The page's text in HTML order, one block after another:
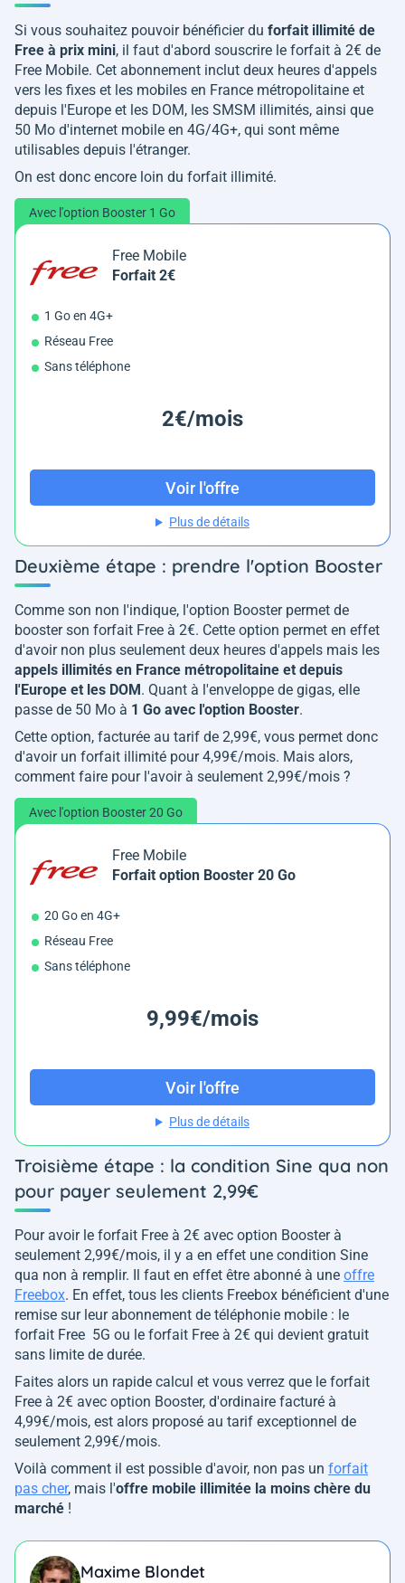
Si vous souhaitez pouvoir bénéficier du forfait illimité de
Free à prix mini, il faut d'abord souscrire le forfait à 2€ de
Free Mobile. Cet abonnement inclut deux heures d'appels
vers les fixes et les mobiles en France métropolitaine et
depuis l'Europe et les DOM, les SMSM illimités, ainsi que
50 Mo d'internet mobile en 4G/4G+, qui sont même
utilisables depuis l'étranger.
On est donc encore loin du forfait illimité.
Avec l'option Booster 1 Go
Free Mobile
Forfait 2€
1 Go en 4G+
Réseau Free
Sans téléphone
2€/mois
Voir l'offre
Plus de détails
Deuxième étape : prendre l'option Booster
Comme son non l'indique, l'option Booster permet de
booster son forfait Free à 2€. Cette option permet en effet
d'avoir non plus seulement deux heures d'appels mais les
appels illimités en France métropolitaine et depuis
l'Europe et les DOM . Quant à l'enveloppe de gigas, elle
passe de 50 Mo à 1 Go avec l'option Booster.
Cette option, facturée au tarif de 2,99€, vous permet donc
d'avoir un forfait illimité pour 4,99€/mois. Mais alors,
comment faire pour l'avoir à seulement 2,99€/mois ?
Avec l'option Booster 20 Go
Free Mobile
Forfait option Booster 20 Go
20 Go en 4G+
Réseau Free
Sans téléphone
9,99€/mois
Voir l'offre
Plus de détails
Troisième étape : la condition Sine qua non
pour payer seulement 2,99€
Pour avoir le forfait Free à 2€ avec option Booster à
seulement 2,99€/mois, il y a en effet une condition Sine
qua non à remplir. Il faut en effet être abonné à une offre
Freebox. En effet, tous les clients Freebox bénéficient d'une
remise sur leur abonnement de téléphonie mobile : le
forfait Free 5G ou le forfait Free à 2€ qui devient gratuit
sans limite de durée.
Faites alors un rapide calcul et vous verrez que le forfait
Free à 2€ avec option Booster, d'ordinaire facturé à
4,99€/mois, est alors proposé au tarif exceptionnel de
seulement 2,99€/mois.
Voilà comment il est possible d'avoir, non pas un forfait
pas cher, mais l'offre mobile illimitée la moins chère du
marché !
Maxime Blondet